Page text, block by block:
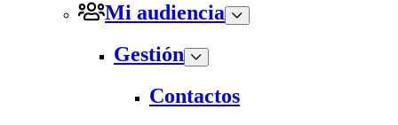
Mi audiencia
Gestión
Contactos